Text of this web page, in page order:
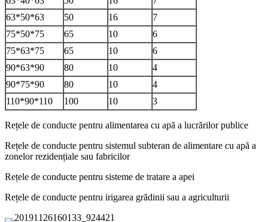
63*50*63
50 16
7
75*50*75
65 10
6
75*63*75
65 10
6
90*63*90
80 10
4
90*75*90
80 10
4
110*90*110
100 10 3
Rețele de conducte pentru alimentarea cu apă a lucrărilor publice
Rețele de conducte pentru sistemul subteran de alimentare cu apă a
zonelor rezidențiale sau fabricilor
Rețele de conducte pentru sisteme de tratare a apei
Rețele de conducte pentru irigarea grădinii sau a agriculturii